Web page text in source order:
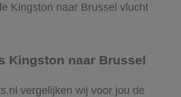
Kingston naar Brussel vlucht
Kingston naar Brussel
vergelijken wij voor jou de